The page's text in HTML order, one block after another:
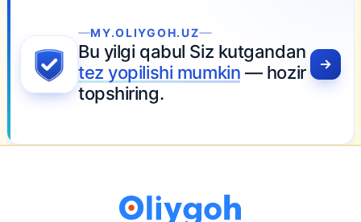
MY.OLIYGOH.UZ
Bu yilgi qabul Siz kutgandan
tez yopilishi mumkin — hozir
topshiring.